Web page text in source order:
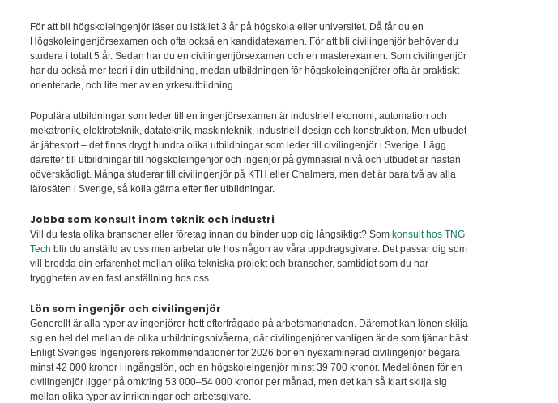
För att bli högskoleingenjör läser du istället 3 år på högskola eller universitet. Då får du en
Högskoleingenjörsexamen och ofta också en kandidatexamen. För att bli civilingenjör behöver du
studera i totalt 5 år. Sedan har du en civilingenjörsexamen och en masterexamen: Som civilingenjör
har du också mer teori i din utbildning, medan utbildningen för högskoleingenjörer ofta är praktiskt
orienterade, och lite mer av en yrkesutbildning.
Populära utbildningar som leder till en ingenjörsexamen är industriell ekonomi, automation och
mekatronik, elektroteknik, datateknik, maskinteknik, industriell design och konstruktion. Men utbudet
är jättestort – det finns drygt hundra olika utbildningar som leder till civilingenjör i Sverige. Lägg
därefter till utbildningar till högskoleingenjör och ingenjör på gymnasial nivå och utbudet är nästan
oöverskådligt. Många studerar till civilingenjör på KTH eller Chalmers, men det är bara två av alla
lärosäten i Sverige, så kolla gärna efter fler utbildningar.
Jobba som konsult inom teknik och industri
Vill du testa olika branscher eller företag innan du binder upp dig långsiktigt? Som konsult hos TNG
Tech blir du anställd av oss men arbetar ute hos någon av våra uppdragsgivare. Det passar dig som
vill bredda din erfarenhet mellan olika tekniska projekt och branscher, samtidigt som du har
tryggheten av en fast anställning hos oss.
Lön som ingenjör och civilingenjör
Generellt är alla typer av ingenjörer hett efterfrågade på arbetsmarknaden. Däremot kan lönen skilja
sig en hel del mellan de olika utbildningsnivåerna, där civilingenjörer vanligen är de som tjänar bäst.
Enligt Sveriges Ingenjörers rekommendationer för 2026 bör en nyexaminerad civilingenjör begära
minst 42 000 kronor i ingångslön, och en högskoleingenjör minst 39 700 kronor. Medellönen för en
civilingenjör ligger på omkring 53 000–54 000 kronor per månad, men det kan så klart skilja sig
mellan olika typer av inriktningar och arbetsgivare.